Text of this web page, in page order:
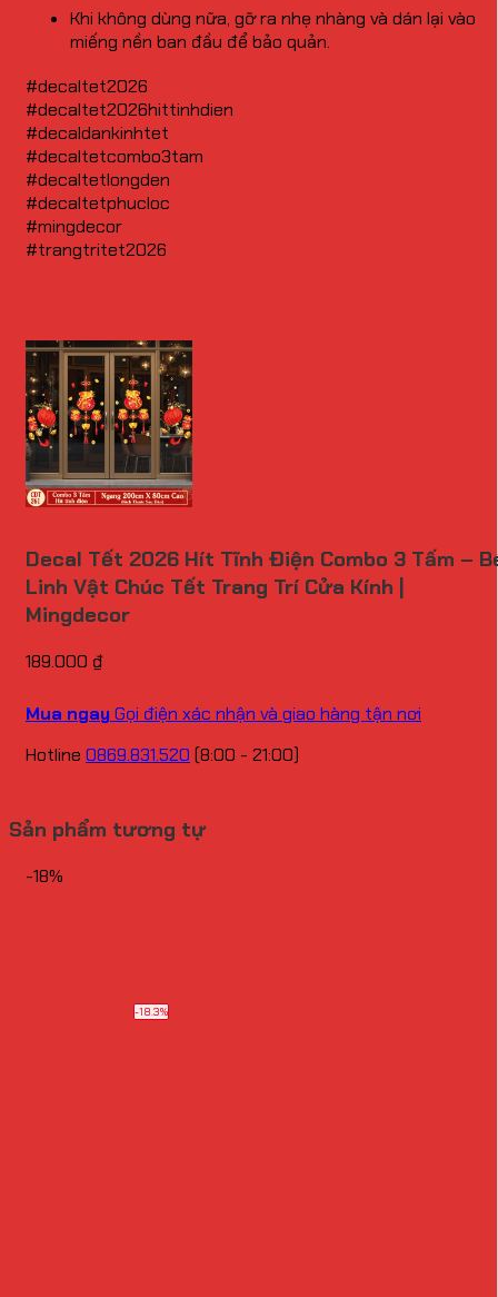
Khi không dùng nữa, gỡ ra nhẹ nhàng và dán lại vào
miếng nền ban đầu để bảo quản.
#decaltet2026
#decaltet2026hittinhdien
#decaldankinhtet
#decaltetcombo3tam
#decaltetlongden
#decaltetphucloc
#mingdecor
#trangtritet2026
Decal Tết 2026 Hít Tĩnh Điện Combo 3 Tấm –
Linh Vật Chúc Tết Trang Trí Cửa Kính |
Mingdecor
189.000 ₫
Mua ngayGọi điện xác nhận và giao hàng tận nơi
Hotline 0869.831.520 (8:00 - 21:00)
Sản phẩm tương tự
-18%
-18.3%